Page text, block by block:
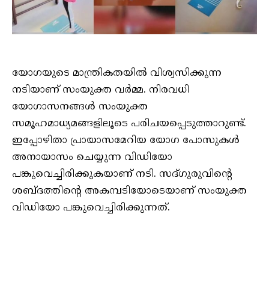
യോഗയുടെ മാന്ത്രികതയിൽ വിശ്വസിക്കുന്ന
നടിയാണ് സംയുക്ത വർമ്മ. നിരവധി
യോഗാസനങ്ങൾ സംയുക്ത
സമൂഹമാധ്യമങ്ങളിലൂടെ പരിചയപ്പെടുത്താറുണ്ട്.
ഇപ്പോഴിതാ പ്രായാസമേറിയ യോഗ പോസുകൾ
അനായാസം ചെയ്യുന്ന വിഡിയോ
പങ്കുവെച്ചിരിക്കുകയാണ് നടി. സദ്ഗുരുവിന്റെ
ശബ്ദത്തിന്റെ അകമ്പടിയോടെയാണ് സംയുക്ത
വിഡിയോ പങ്കുവെച്ചിരിക്കുന്നത്.